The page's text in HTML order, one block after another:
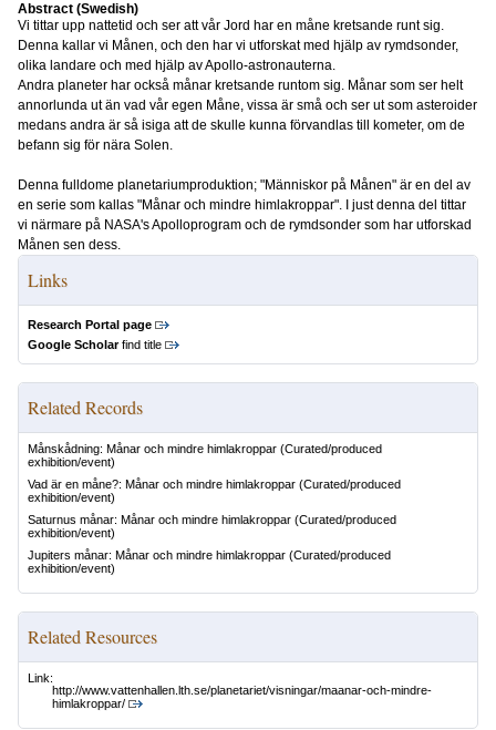
Abstract (Swedish)
Vi tittar upp nattetid och ser att vår Jord har en måne kretsande runt sig.
Denna kallar vi Månen, och den har vi utforskat med hjälp av rymdsonder,
olika landare och med hjälp av Apollo-astronauterna.
Andra planeter har också månar kretsande runtom sig. Månar som ser helt
annorlunda ut än vad vår egen Måne, vissa är små och ser ut som asteroider
medans andra är så isiga att de skulle kunna förvandlas till kometer, om de
befann sig för nära Solen.
Denna fulldome planetariumproduktion; "Människor på Månen" är en del av
en serie som kallas "Månar och mindre himlakroppar". I just denna del tittar
vi närmare på NASA's Apolloprogram och de rymdsonder som har utforskad
Månen sen dess.
Links
Research Portal page
Google Scholarfind title
Related Records
Månskådning: Månar och mindre himlakroppar (Curated/produced
exhibition/event)
Vad är en måne?: Månar och mindre himlakroppar (Curated/produced
exhibition/event)
Saturnus månar: Månar och mindre himlakroppar (Curated/produced
exhibition/event)
Jupiters månar: Månar och mindre himlakroppar (Curated/produced
exhibition/event)
Related Resources
Link:
http://www.vattenhallen.lth.se/planetariet/visningar/maanar-och-mindre-
himlakroppar/